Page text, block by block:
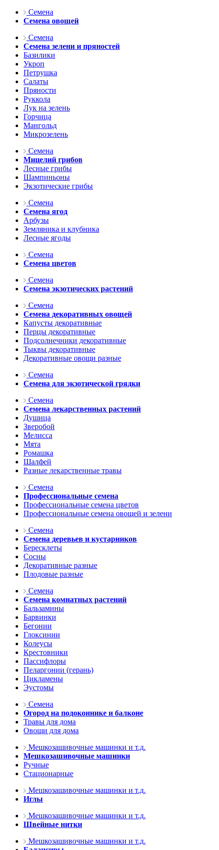
Семена
Семена овощей
Семена
Семена зелени и пряностей
Базилики
Укроп
Петрушка
Салаты
Пряности
Руккола
Лук на зелень
Горчица
Мангольд
Микрозелень
Семена
Мицелий грибов
Лесные грибы
Шампиньоны
Экзотические грибы
Семена
Семена ягод
Арбузы
Земляника и клубника
Лесные ягоды
Семена
Семена цветов
Семена
Семена экзотических растений
Семена
Семена декоративных овощей
Капусты декоративные
Перцы декоративные
Подсолнечники декоративные
Тыквы декоративные
Декоративные овощи разные
Семена
Семена для экзотической грядки
Семена
Семена лекарственных растений
Душица
Зверобой
Мелисса
Мята
Ромашка
Шалфей
Разные лекарственные травы
Семена
Профессиональные семена
Профессиональные семена цветов
Профессиональные семена овощей и зелени
Семена
Семена деревьев и кустарников
Бересклеты
Сосны
Декоративные разные
Плодовые разные
Семена
Семена комнатных растений
Бальзамины
Барвинки
Бегонии
Глоксинии
Колеусы
Крестовники
Пассифлоры
Пеларгонии (герань)
Цикламены
Эустомы
Семена
Огород на подоконнике и балконе
Травы для дома
Овощи для дома
Мешкозашивочные машинки и т.д.
Мешкозашивочные машинки
Ручные
Стационарные
Мешкозашивочные машинки и т.д.
Иглы
Мешкозашивочные машинки и т.д.
Швейные нитки
Мешкозашивочные машинки и т.д.